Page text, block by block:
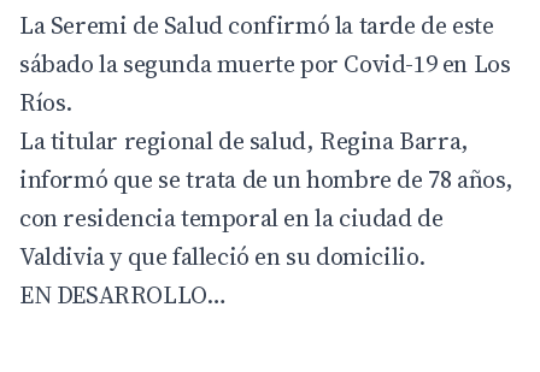
La Seremi de Salud confirmó la tarde de este
sábado la segunda muerte por Covid-19 en Los
Ríos.
La titular regional de salud, Regina Barra,
informó que se trata de un hombre de 78 años,
con residencia temporal en la ciudad de
Valdivia y que falleció en su domicilio.
EN DESARROLLO…